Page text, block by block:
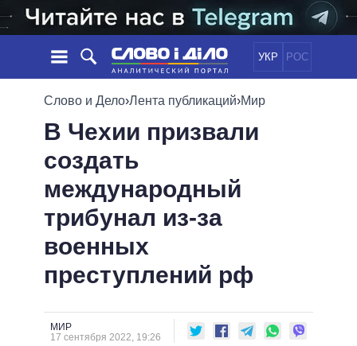
УКР РОС
НОВОСТИ
ЛЕНТА
СОБЫТИЯ
СТАТЬИ
МНЕНИЯ
ОБЗОРЫ
ДАЙДЖЕСТЫ
ПОЛИТИКА
ОБЩЕСТВО
МИР
ОБЕЩАНИЯ
ВСЕ ПОЛИТИКИ
ПРЕЗИДЕНТ И ОФИС
ВЕРХОВНАЯ РАДА
КАБИНЕТ МИНИСТРОВ
МЭРЫ
ИНФОГРАФИКА
ПОДДЕРЖАТЬ
СРАВНЕНИЕ ПОЛИТИКОВ
Слово и Дело›Лента публикаций›Мир
В Чехии призвали
создать
международный
трибунал из-за
военных
преступлений рф
МИР
17 сентября 2022, 19:26